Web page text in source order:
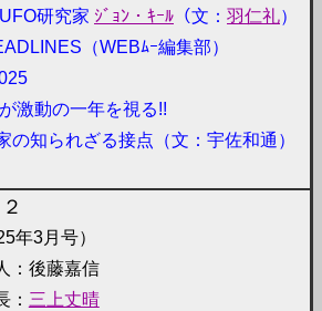
研究家 ｼﾞｮﾝ・ｷｰﾙ （文： 羽仁礼）
（WEBﾑｰ編集部）
激動の一年を視る!!
の知られざる接点（文：宇佐和通）
年3月号）
：後藤嘉信
： 三上丈晴